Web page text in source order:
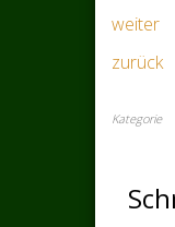
weiter
zurück
Kategorie